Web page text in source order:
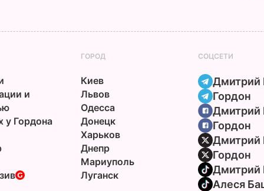
и
у Гордона
ГОРОД
Киев
Львов
Одесса
Донецк
Харьков
Днепр
Мариуполь
Луганск
СОЦСЕТИ
Дмитрий
Гордон
Дмитрий
Гордон
Дмитрий
Гордон
Дмитрий
Алеся